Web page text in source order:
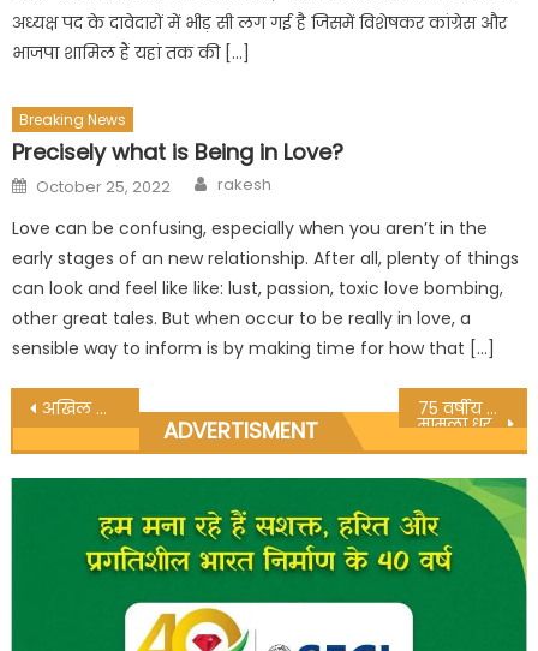
अध्यक्ष पद के दावेदारों में भीड़ सी लग गई है जिसमें विशेषकर कांग्रेस और
भाजपा शामिल हैं यहां तक की […]
Breaking News
Precisely what is Being in Love?
Posted
on
October 25, 2022 Author
rakesh
Love can be confusing, especially when you aren’t in the
early stages of an new relationship. After all, plenty of things
can look and feel like like: lust, passion, toxic love bombing,
other great tales. But when occur to be really in love, a
sensible way to inform is by making time for how that […]
Post
navigation
अखिल भारतीय मानवाधिकार संगठन अनूपपुर द्वारा आयोजित किया गया सांस्कृतिक कार्यक्रम 75 वर्षीय बुजुर्ग व्यक्ति की ट्रेन से कटकर हुई मृत्यु
मामला धुरवासिन रेलवे स्टेशन के पास का
ADVERTISMENT